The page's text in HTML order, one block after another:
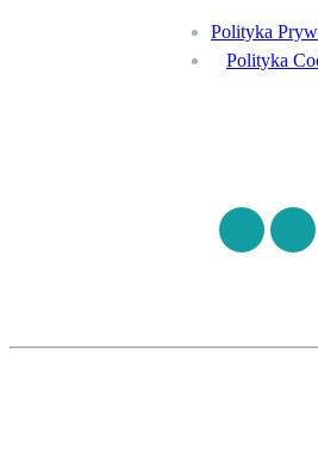
Polityka
Polityka